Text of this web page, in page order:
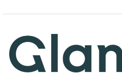
Glanum